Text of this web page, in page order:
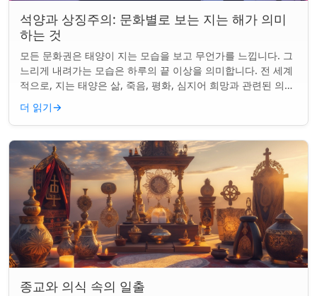
석양과 상징주의: 문화별로 보는 지는 해가 의미
하는 것
모든 문화권은 태양이 지는 모습을 보고 무언가를 느낍니다. 그
느리게 내려가는 모습은 하루의 끝 이상을 의미합니다. 전 세계
적으로, 지는 태양은 삶, 죽음, 평화, 심지어 희망과 관련된 의미
를 갖게 되었습니다. 같은...
더 읽기→
종교와 의식 속의 일출